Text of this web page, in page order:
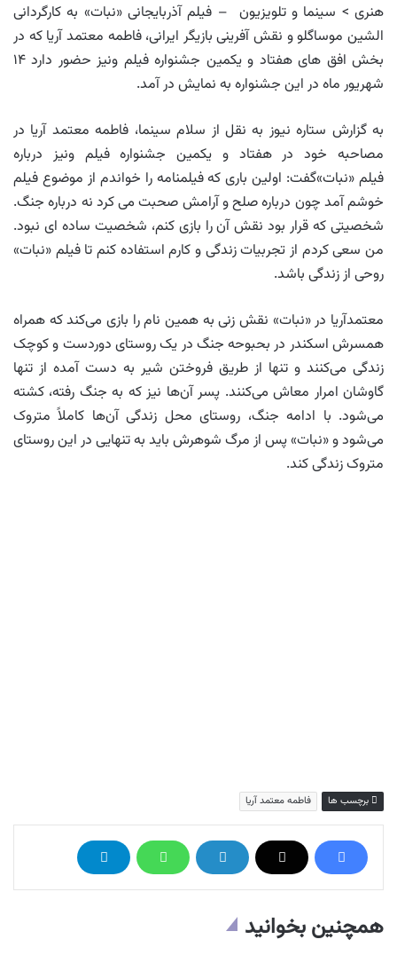
هنری > سینما و تلویزیون – فیلم آذربایجانی «نبات» به کارگردانی
الشین موساگلو و نقش آفرینی بازیگر ایرانی، فاطمه معتمد آریا که در
بخش افق های هفتاد و یکمین جشنواره فیلم ونیز حضور دارد ۱۴
شهریور ماه در این جشنواره به نمایش در آمد.
به گزارش ستاره نیوز به نقل از سلام سینما، فاطمه معتمد آریا در
مصاحبه خود در هفتاد و یکمین جشنواره فیلم ونیز درباره
فیلم «نبات»گفت: اولین باری که فیلمنامه را خواندم از موضوع فیلم
خوشم آمد چون درباره صلح و آرامش صحبت می کرد نه درباره جنگ.
شخصیتی که قرار بود نقش آن را بازی کنم، شخصیت ساده ای نبود.
من سعی کردم از تجربیات زندگی و کارم استفاده کنم تا فیلم «نبات»
روحی از زندگی باشد.
معتمدآریا در «نبات» نقش زنی به همین نام را بازی می‌کند که همراه
همسرش اسکندر در بحبوحه جنگ در یک روستای دوردست و کوچک
زندگی می‌کنند و تنها از طریق فروختن شیر به دست آمده از تنها
گاوشان امرار معاش می‌کنند. پسر آن‌ها نیز که به جنگ رفته، کشته
می‌شود. با ادامه جنگ، روستای محل زندگی آن‌ها کاملاً متروک
می‌شود و «نبات» پس از مرگ شوهرش باید به تنهایی در این روستای
متروک زندگی کند.
برچسب ها فاطمه معتمد آریا
همچنین بخوانید